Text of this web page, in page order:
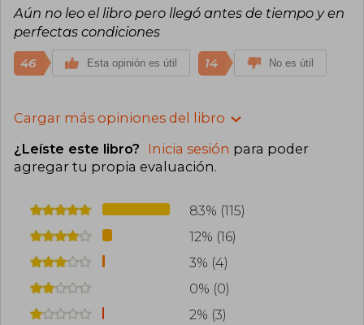
Aún no leo el libro pero llegó antes de tiempo y en
perfectas condiciones
46 Esta opinión es útil 14 No es útil
Cargar más opiniones del libro
¿Leíste este libro? Inicia sesión para poder
agregar tu propia evaluación.
83% (115)
12% (16)
3% (4)
0% (0)
2% (3)